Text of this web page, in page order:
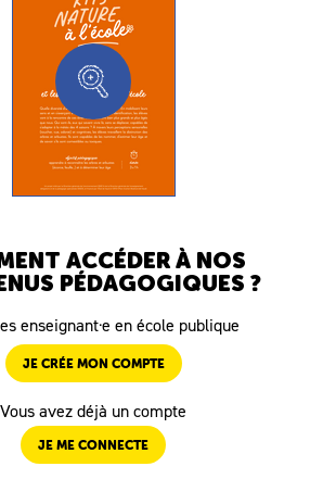
ACCÉDER À NOS
PÉDAGOGIQUES ?
enseignant·e en école publique
JE CRÉE MON COMPTE
Vous avez déjà un compte
JE ME CONNECTE